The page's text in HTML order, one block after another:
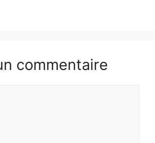
commentaire